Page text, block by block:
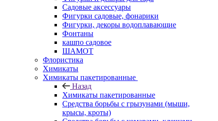
Садовые аксессуары
Фигурки садовые, фонарики
Фигурки, декоры водоплавающие
Фонтаны
кашпо садовое
ШАМОТ
Флористика
Химикаты
Химикаты пакетированные
Назад
Химикаты пакетированные
Средства борьбы с грызунами (мыши,
крысы, кроты)